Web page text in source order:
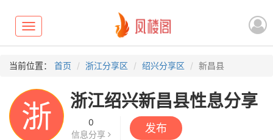
Toggle
navigation
当前位置： 首页 浙江分享区 绍兴分享区 新昌县
浙 浙江绍兴新昌县性息分享
0
信息分享
发布